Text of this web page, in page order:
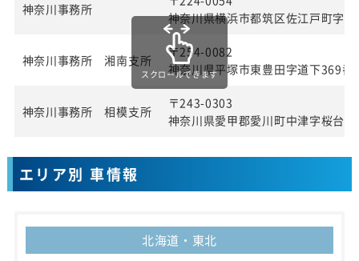
神奈川事務所
神奈川県横浜市都筑区佐江戸町字
神奈川事務所 湘南支所
〒254-0082
神奈川県平塚市東豊田字道下369番
神奈川事務所 相模支所
〒243-0303
神奈川県愛甲郡愛川町中津字桜台
スクロールできます
エリア別 車情報
北海道・東北